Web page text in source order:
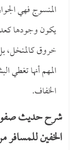
المنسوج فهي
يكون وجودها
خروق كالمنخل،
المهم أنها تغطي
الخفاف.
شرح حديث
الخفين